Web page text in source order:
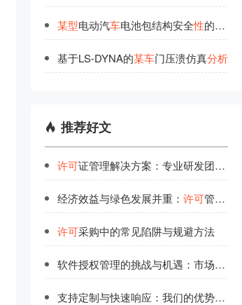
某型电动汽车电池包结构安全性的深入研究
基于LS-DYNA的某车门压溃仿真分析
推荐好文
许可证管理解决方案：专业研发团队的品质保证
经济效益与绿色发展并重： 许可管理的可持续之路
许可采购中的常见陷阱与规避方法
软件授权管理的挑战与机遇：市场竞争中的制胜法宝
支持定制与快速响应：我们的优势助力企业